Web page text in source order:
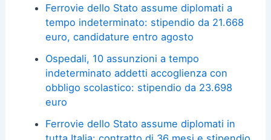
Ferrovie dello Stato assume diplomati a
tempo indeterminato: stipendio da 21.668
euro, candidature entro agosto
Ospedali, 10 assunzioni a tempo
indeterminato addetti accoglienza con
obbligo scolastico: stipendio da 23.698
euro
Ferrovie dello Stato assume diplomati in